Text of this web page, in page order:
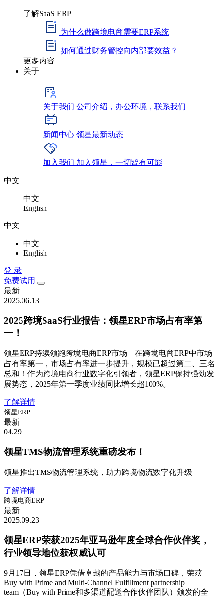
了解SaaS ERP
为什么做跨境电商需要ERP系统
如何通过财务管控向内部要效益？
更多内容
关于
关于我们 公司介绍，办公环境，联系我们
新闻中心 领星最新动态
加入我们 加入领星，一切皆有可能
中文
中文
English
中文
中文
English
登 录
免费试用
最新
2025.06.13
2025跨境SaaS行业报告：领星ERP市场占有率第
一！
领星ERP持续领跑跨境电商ERP市场，在跨境电商ERP中市场
占有率第一，市场占有率进一步提升，规模已超过第二、三名
总和！作为跨境电商行业数字化引领者，领星ERP保持强劲发
展势态，2025年第一季度业绩同比增长超100%。
了解详情
领星ERP
最新
04.29
领星TMS物流管理系统重磅发布！
领星推出TMS物流管理系统，助力跨境物流数字化升级
了解详情
跨境电商ERP
最新
2025.09.23
领星ERP荣获2025年亚马逊年度全球合作伙伴奖，
行业领导地位获权威认可
9月17日，领星ERP凭借卓越的产品能力与市场口碑，荣获
Buy with Prime and Multi-Channel Fulfillment partnership
team（Buy with Prime和多渠道配送合作伙伴团队）颁发的全